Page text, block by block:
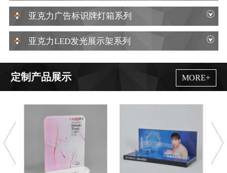
亚克力广告标识牌灯箱系列
亚克力LED发光展示架系列
MORE+
定制产品展示